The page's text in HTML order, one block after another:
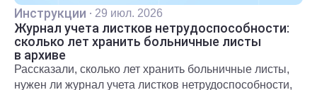
Инструкции · 29 июл. 2026
Журнал учета листков нетрудоспособности:
сколько лет хранить больничные листы
в архиве
Рассказали, сколько лет хранить больничные листы,
нужен ли журнал учета листков нетрудоспособности,